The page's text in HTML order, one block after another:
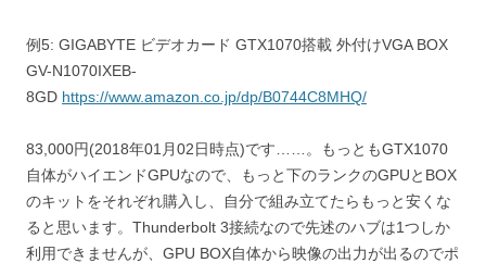
例5: GIGABYTE ビデオカード GTX1070搭載 外付けVGA BOX
GV-N1070IXEB-
8GD https://www.amazon.co.jp/dp/B0744C8MHQ/
83,000円(2018年01月02日時点)です……。もっともGTX1070
自体がハイエンドGPUなので、もっと下のランクのGPUとBOX
のキットをそれぞれ購入し、自分で組み立てたらもっと安くな
ると思います。Thunderbolt 3接続なので先述のハブは1つしか
利用できませんが、GPU BOX自体から映像の出力が出るのでポ